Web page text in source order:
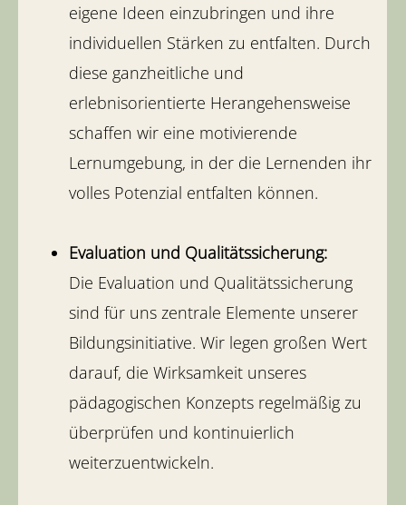
eigene Ideen einzubringen und ihre
individuellen Stärken zu entfalten. Durch
diese ganzheitliche und
erlebnisorientierte Herangehensweise
schaffen wir eine motivierende
Lernumgebung, in der die Lernenden ihr
volles Potenzial entfalten können.
Evaluation und Qualitätssicherung:
Die Evaluation und Qualitätssicherung
sind für uns zentrale Elemente unserer
Bildungsinitiative. Wir legen großen Wert
darauf, die Wirksamkeit unseres
pädagogischen Konzepts regelmäßig zu
überprüfen und kontinuierlich
weiterzuentwickeln.